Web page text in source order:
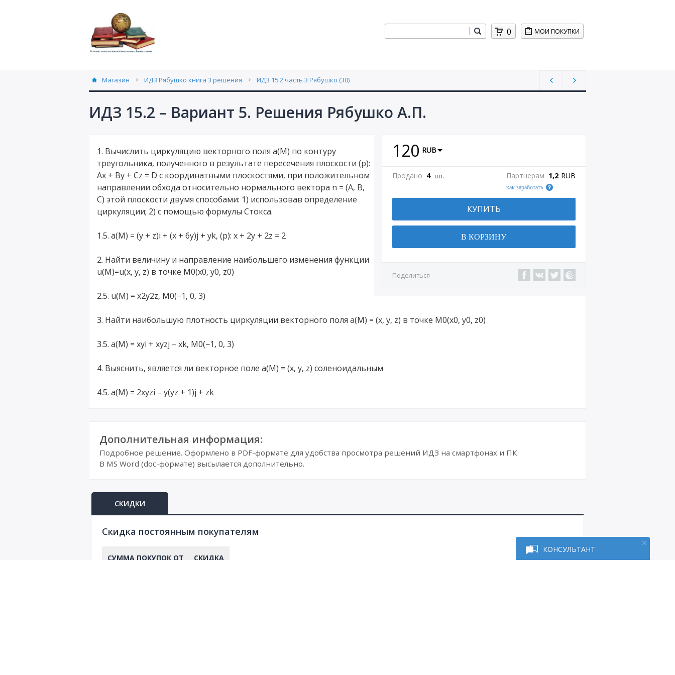
КОНСУЛЬТАНТ
МОИ ПОКУПКИ
0
Магазин ИДЗ Рябушко книга 3 решения ИДЗ 15.2 часть 3 Рябушко (30)
ИДЗ 15.2 – Вариант 5. Решения Рябушко А.П.
120 RUB
Продано 4 шт. Партнерам 1,2 RUB
как заработать
КУПИТЬ
В КОРЗИНУ
Поделиться
1. Вычислить циркуляцию векторного поля а(М) по контуру
треугольника, полученного в результате пересечения плоскости (p):
Ax + By + Cz = D с координатными плоскостями, при положительном
направлении обхода относительно нормального вектора n = (A, B,
C) этой плоскости двумя способами: 1) использовав определение
циркуляции; 2) с помощью формулы Стокса.
1.5. a(M) = (y + z)i + (x + 6y)j + yk, (p): x + 2y + 2z = 2
2. Найти величину и направление наибольшего изменения функции
u(M)=u(x, y, z) в точке M0(x0, y0, z0)
2.5. u(M) = x2y2z, M0(−1, 0, 3)
3. Найти наибольшую плотность циркуляции векторного поля а(М) = (x, y, z) в точке M0(x0, y0, z0)
3.5. a(M) = xyi + xyzj – xk, M0(−1, 0, 3)
4. Выяснить, является ли векторное поле а(М) = (x, y, z) соленоидальным
4.5. a(M) = 2xyzi – y(yz + 1)j + zk
Дополнительная информация:
Подробное решение. Оформлено в PDF-формате для удобства просмотра решений ИДЗ на смартфонах и ПК.
В MS Word (doc-формате) высылается дополнительно.
СКИДКИ
Cкидка постоянным покупателям
СУММА ПОКУПОК ОТ СКИДКА